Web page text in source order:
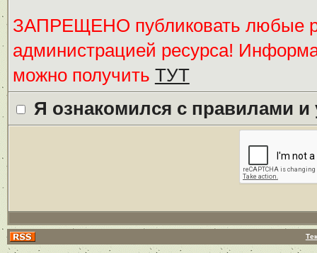
ЗАПРЕЩЕНО публиковать любые
администрацией ресурса!
можно получить ТУТ
Я ознакомился с правилами